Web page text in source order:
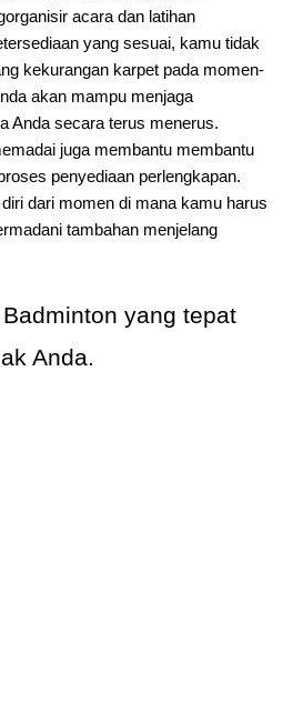
acara dan latihan
yang sesuai, kamu tidak
kekurangan karpet pada momen-
akan mampu menjaga
Anda secara terus menerus.
juga membantu membantu
penyediaan perlengkapan.
dari momen di mana kamu harus
tambahan menjelang
yang tepat
Anda.